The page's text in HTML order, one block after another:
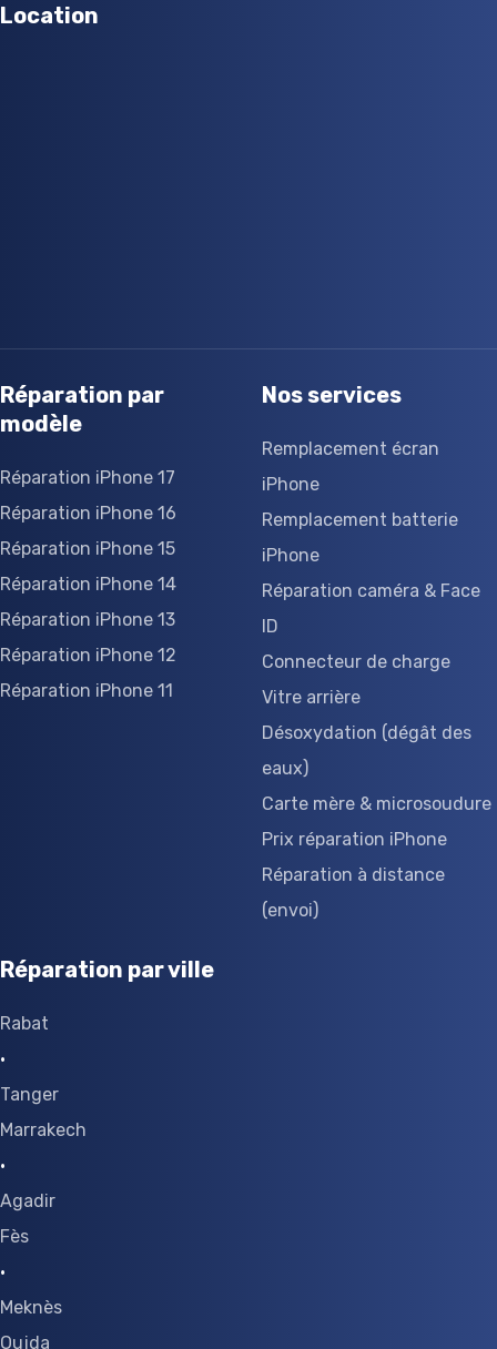
Location
Réparation par
modèle
Réparation iPhone 17
Réparation iPhone 16
Réparation iPhone 15
Réparation iPhone 14
Réparation iPhone 13
Réparation iPhone 12
Réparation iPhone 11
Nos services
Remplacement écran
iPhone
Remplacement batterie
iPhone
Réparation caméra & Face
ID
Connecteur de charge
Vitre arrière
Désoxydation (dégât des
eaux)
Carte mère & microsoudure
Prix réparation iPhone
Réparation à distance
(envoi)
Réparation par ville
Rabat
·
Tanger
Marrakech
·
Agadir
Fès
·
Meknès
Oujda